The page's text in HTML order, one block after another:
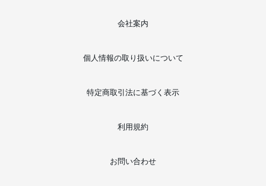
会社案内
個人情報の取り扱いについて
特定商取引法に基づく表示
利用規約
お問い合わせ